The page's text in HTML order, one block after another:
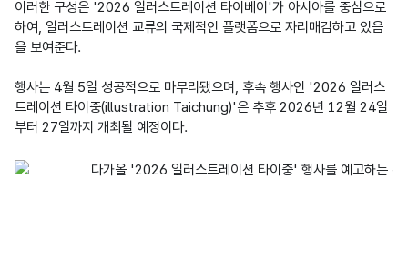
이러한 구성은 '2026 일러스트레이션 타이베이'가 아시아를 중심으로
하여, 일러스트레이션 교류의 국제적인 플랫폼으로 자리매김하고 있음
을 보여준다.
행사는 4월 5일 성공적으로 마무리됐으며, 후속 행사인 '2026 일러스
트레이션 타이중(illustration Taichung)'은 추후 2026년 12월 24일